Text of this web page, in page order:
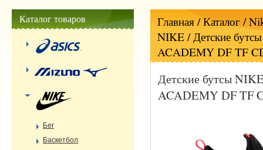
Главная/ Каталог /
NIKE/ Детские
ACADEMY DF TF
Детские бутсы
ACADEMY DF TF
Каталог товаров
Бег
Баскетбол